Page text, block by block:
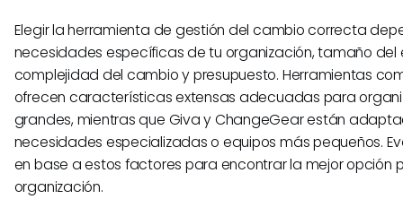
Elegir la herramienta de gestión del cambio correcta
necesidades específicas de tu organización, tamaño del
complejidad del cambio y presupuesto. Herramientas
ofrecen características extensas adecuadas para
grandes, mientras que Giva y ChangeGear están
necesidades especializadas o equipos más pequeños.
en base a estos factores para encontrar la mejor opción
organización.